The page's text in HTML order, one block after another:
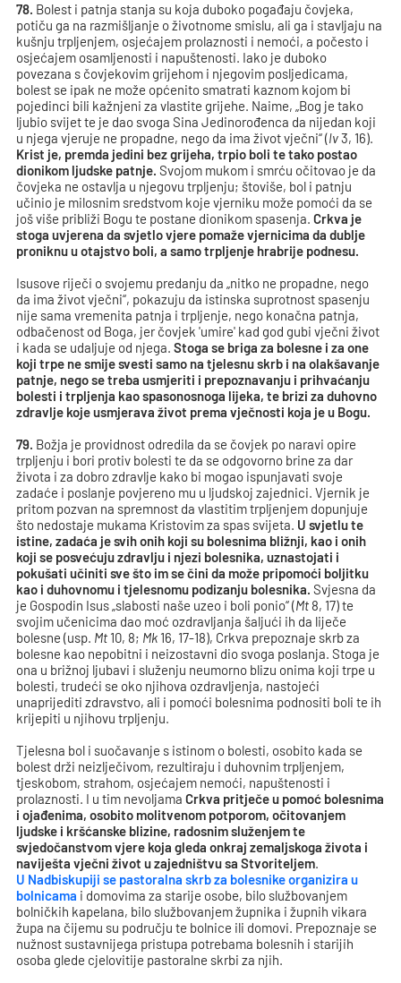
78. Bolest i patnja stanja su koja duboko pogađaju čovjeka,
potiču ga na razmišljanje o životnome smislu, ali ga i stavljaju na
kušnju trpljenjem, osjećajem prolaznosti i nemoći, a počesto i
osjećajem osamljenosti i napuštenosti. Iako je duboko
povezana s čovjekovim grijehom i njegovim posljedicama,
bolest se ipak ne može općenito smatrati kaznom kojom bi
pojedinci bili kažnjeni za vlastite grijehe. Naime, „Bog je tako
ljubio svijet te je dao svoga Sina Jedinorođenca da nijedan koji
u njega vjeruje ne propadne, nego da ima život vječni“ (Iv3, 16).
Krist je, premda jedini bez grijeha, trpio boli te tako postao
dionikom ljudske patnje. Svojom mukom i smrću očitovao je da
čovjeka ne ostavlja u njegovu trpljenju; štoviše, bol i patnju
učinio je milosnim sredstvom koje vjerniku može pomoći da se
još više približi Bogu te postane dionikom spasenja.Crkva je
stoga uvjerena da svjetlo vjere pomaže vjernicima da dublje
proniknu u otajstvo boli, a samo trpljenje hrabrije podnesu.
Isusove riječi o svojemu predanju da „nitko ne propadne, nego
da ima život vječni“, pokazuju da istinska suprotnost spasenju
nije sama vremenita patnja i trpljenje, nego konačna patnja,
odbačenost od Boga, jer čovjek 'umire' kad god gubi vječni život
i kada se udaljuje od njega.Stoga se briga za bolesne i za one
koji trpe ne smije svesti samo na tjelesnu skrb i na olakšavanje
patnje, nego se treba usmjeriti i prepoznavanju i prihvaćanju
bolesti i trpljenja kao spasonosnoga lijeka, te brizi za duhovno
zdravlje koje usmjerava život prema vječnosti koja je u Bogu.
79. Božja je providnost odredila da se čovjek po naravi opire
trpljenju i bori protiv bolesti te da se odgovorno brine za dar
života i za dobro zdravlje kako bi mogao ispunjavati svoje
zadaće i poslanje povjereno mu u ljudskoj zajednici. Vjernik je
pritom pozvan na spremnost da vlastitim trpljenjem dopunjuje
što nedostaje mukama Kristovim za spas svijeta. U svjetlu te
istine, zadaća je svih onih koji su bolesnima bližnji, kao i onih
koji se posvećuju zdravlju i njezi bolesnika, uznastojati i
pokušati učiniti sve što im se čini da može pripomoći boljitku
kao i duhovnomu i tjelesnomu podizanju bolesnika. Svjesna da
je Gospodin Isus „slabosti naše uzeo i boli ponio“ (Mt 8, 17) te
svojim učenicima dao moć ozdravljanja šaljući ih da liječe
bolesne (usp. Mt 10, 8; Mk 16, 17-18), Crkva prepoznaje skrb za
bolesne kao nepobitni i neizostavni dio svoga poslanja. Stoga je
ona u brižnoj ljubavi i služenju neumorno blizu onima koji trpe u
bolesti, trudeći se oko njihova ozdravljenja, nastojeći
unaprijediti zdravstvo, ali i pomoći bolesnima podnositi boli te ih
krijepiti u njihovu trpljenju.
Tjelesna bol i suočavanje s istinom o bolesti, osobito kada se
bolest drži neizlječivom, rezultiraju i duhovnim trpljenjem,
tjeskobom, strahom, osjećajem nemoći, napuštenosti i
prolaznosti. I u tim nevoljamaCrkva pritječe u pomoć bolesnima
i ojađenima, osobito molitvenom potporom, očitovanjem
ljudske i kršćanske blizine, radosnim služenjem te
svjedočanstvom vjere koja gleda onkraj zemaljskoga života i
naviješta vječni život u zajedništvu sa Stvoriteljem.
U Nadbiskupiji se pastoralna skrb za bolesnike organizira u
bolnicama i domovima za starije osobe, bilo službovanjem
bolničkih kapelana, bilo službovanjem župnika i župnih vikara
župa na čijemu su području te bolnice ili domovi. Prepoznaje se
nužnost sustavnijega pristupa potrebama bolesnih i starijih
osoba glede cjelovitije pastoralne skrbi za njih.